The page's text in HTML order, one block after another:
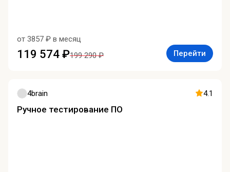
от 3857 ₽ в месяц
119 574 ₽199 290 ₽ Перейти
4brain 4.1
Ручное тестирование ПО